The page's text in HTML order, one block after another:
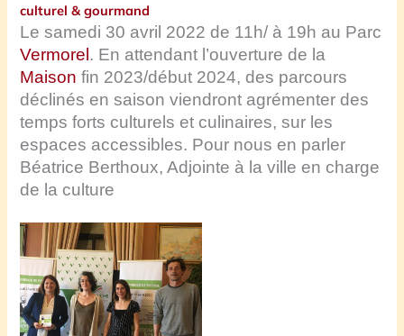
culturel & gourmand
Le samedi 30 avril 2022 de 11h/ à 19h au Parc
Vermorel . En attendant l’ouverture de la
Maison fin 2023/début 2024, des parcours
déclinés en saison viendront agrémenter des
temps forts culturels et culinaires, sur les
espaces accessibles. Pour nous en parler
Béatrice Berthoux, Adjointe à la ville en charge
de la culture